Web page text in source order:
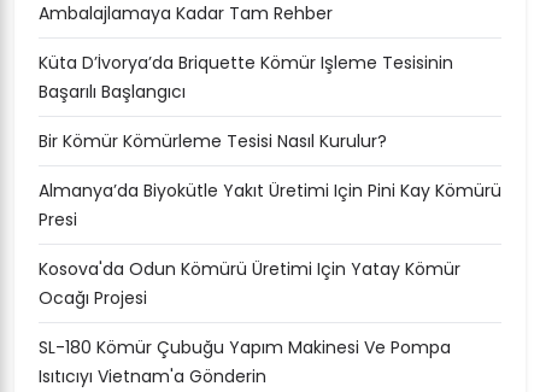
Ambalajlamaya Kadar Tam Rehber
Küta D’İvorya’da Briquette Kömür Işleme Tesisinin
Başarılı Başlangıcı
Bir Kömür Kömürleme Tesisi Nasıl Kurulur?
Almanya’da Biyokütle Yakıt Üretimi Için Pini Kay Kömürü
Presi
Kosova'da Odun Kömürü Üretimi Için Yatay Kömür
Ocağı Projesi
SL-180 Kömür Çubuğu Yapım Makinesi Ve Pompa
Isıtıcıyı Vietnam'a Gönderin